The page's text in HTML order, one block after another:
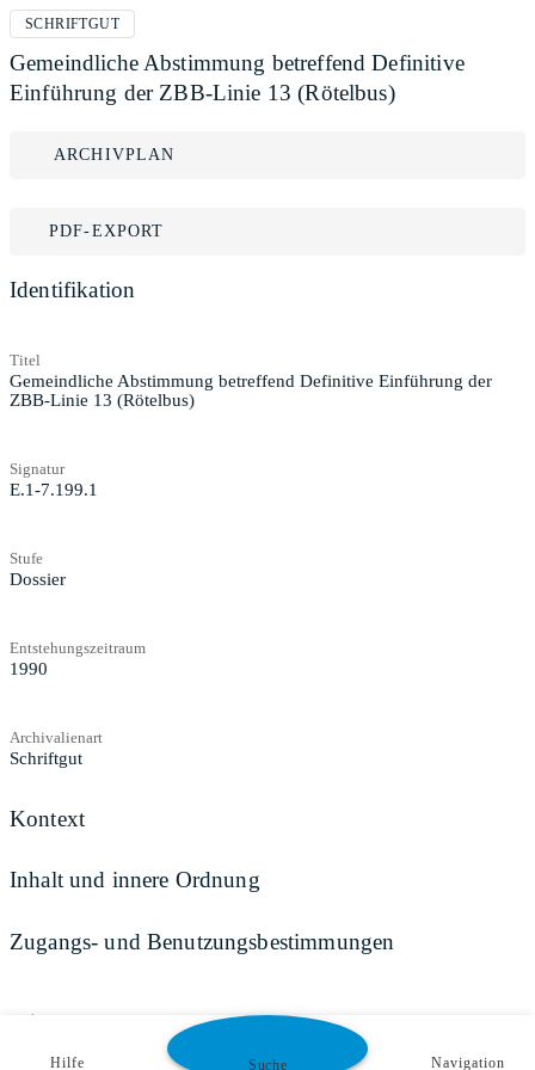
SCHRIFTGUT
Gemeindliche Abstimmung betreffend Definitive
Einführung der ZBB-Linie 13 (Rötelbus)
ARCHIVPLAN
PDF-EXPORT
Identifikation
Titel
Gemeindliche Abstimmung betreffend Definitive Einführung der
ZBB-Linie 13 (Rötelbus)
Signatur
E.1-7.199.1
Stufe
Dossier
Entstehungszeitraum
1990
Archivalienart
Schriftgut
Kontext
Inhalt und innere Ordnung
Zugangs- und Benutzungsbestimmungen
Teilen
Hilfe Suche Navigation